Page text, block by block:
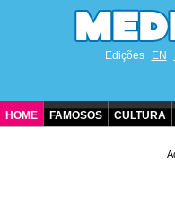
Edições EN
HOME FAMOSOS CULTURA